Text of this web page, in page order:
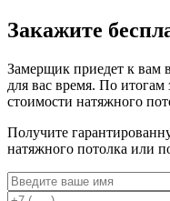
Закажите
Замерщик приедет к вам
для вас время. По итогам
стоимости натяжного
Получите
натяжного потолка или